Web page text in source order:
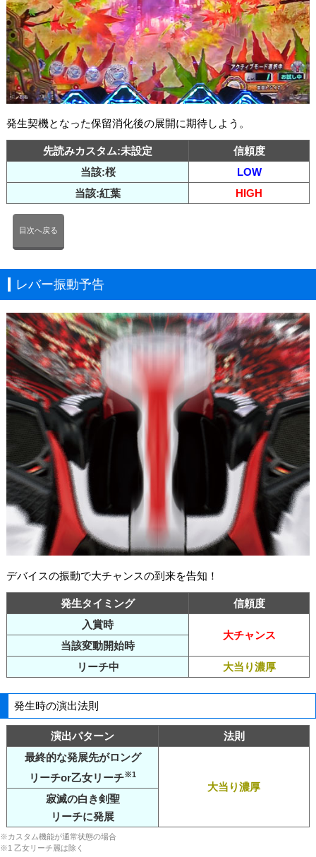
発生契機となった保留消化後の展開に期待しよう。
先読みカスタム:未設定
信頼度
当該:桜
LOW
当該:紅葉
HIGH
目次へ戻る
レバー振動予告
デバイスの振動で大チャンスの到来を告知！
発生タイミング
信頼度
入賞時
大チャンス
当該変動開始時
リーチ中
大当り濃厚
発生時の演出法則
演出パターン
法則
最終的な発展先がロング
リーチor乙女リーチ※1
大当り濃厚
寂滅の白き剣聖
リーチに発展
※カスタム機能が通常状態の場合
※1 乙女リーチ麗は除く